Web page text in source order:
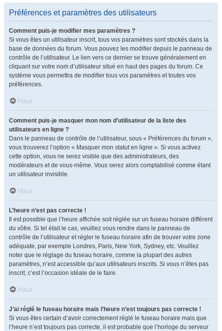
Préférences et paramètres des utilisateurs
Comment puis-je modifier mes paramètres ?
Si vous êtes un utilisateur inscrit, tous vos paramètres sont stockés dans la
base de données du forum. Vous pouvez les modifier depuis le panneau de
contrôle de l’utilisateur. Le lien vers ce dernier se trouve généralement en
cliquant sur votre nom d’utilisateur situé en haut des pages du forum. Ce
système vous permettra de modifier tous vos paramètres et toutes vos
préférences.
Haut
Comment puis-je masquer mon nom d’utilisateur de la liste des
utilisateurs en ligne ?
Dans le panneau de contrôle de l’utilisateur, sous « Préférences du forum »,
vous trouverez l’option « Masquer mon statut en ligne ». Si vous activez
cette option, vous ne serez visible que des administrateurs, des
modérateurs et de vous-même. Vous serez alors comptabilisé comme étant
un utilisateur invisible.
Haut
L’heure n’est pas correcte !
Il est possible que l’heure affichée soit réglée sur un fuseau horaire différent
du vôtre. Si tel était le cas, veuillez vous rendre dans le panneau de
contrôle de l’utilisateur et régler le fuseau horaire afin de trouver votre zone
adéquate, par exemple Londres, Paris, New York, Sydney, etc. Veuillez
noter que le réglage du fuseau horaire, comme la plupart des autres
paramètres, n’est accessible qu’aux utilisateurs inscrits. Si vous n’êtes pas
inscrit, c’est l’occasion idéale de le faire.
Haut
J’ai réglé le fuseau horaire mais l’heure n’est toujours pas correcte !
Si vous êtes certain d’avoir correctement réglé le fuseau horaire mais que
l’heure n’est toujours pas correcte, il est probable que l’horloge du serveur